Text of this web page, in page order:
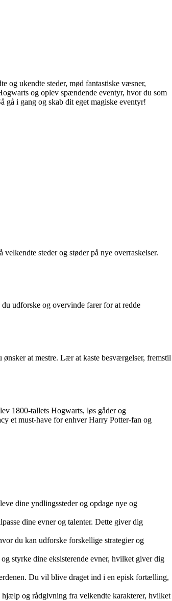
og ukendte steder, mød fantastiske væsner,
og oplev spændende eventyr, hvor du som
gå i gang og skab dit eget magiske eventyr!
steder og støder på nye overraskelser.
udforske og overvinde farer for at redde
at mestre. Lær at kaste besværgelser, fremstil
1800-tallets Hogwarts, løs gåder og
et must-have for enhver Harry Potter-fan og
dine yndlingssteder og opdage nye og
dine evner og talenter. Dette giver dig
du kan udforske forskellige strategier og
styrke dine eksisterende evner, hvilket giver dig
Du vil blive draget ind i en episk fortælling,
og rådgivning fra velkendte karakterer, hvilket